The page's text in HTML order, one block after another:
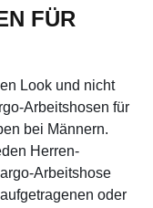
FÜR
Look und nicht
Arbeitshosen für
bei Männern.
Herren-
Arbeitshose
oder